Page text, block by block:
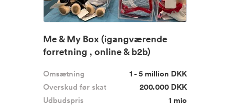
Me & My Box (igangværende
forretning , online & b2b)
Omsætning
1 - 5 million DKK
Overskud før skat
200.000 DKK
Udbudspris
1 mio